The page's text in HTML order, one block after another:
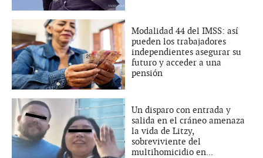
Modalidad 44 del IMSS: así
pueden los trabajadores
independientes asegurar su
futuro y acceder a una
pensión
Un disparo con entrada y
salida en el cráneo amenaza
la vida de Litzy,
sobreviviente del
multihomicidio en...